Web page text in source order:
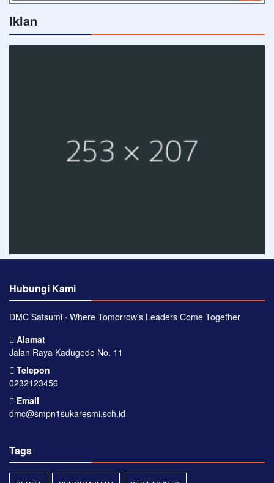
Iklan
Hubungi Kami
DMC Satsumi ⋅ Where Tomorrow's Leaders Come Together
Alamat
Jalan Raya Kadugede No. 11
Telepon
0232123456
Email
dmc@smpn1sukaresmi.sch.id
Tags